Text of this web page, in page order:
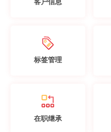
标签管理
在职继承